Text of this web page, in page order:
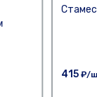
415 ₽/